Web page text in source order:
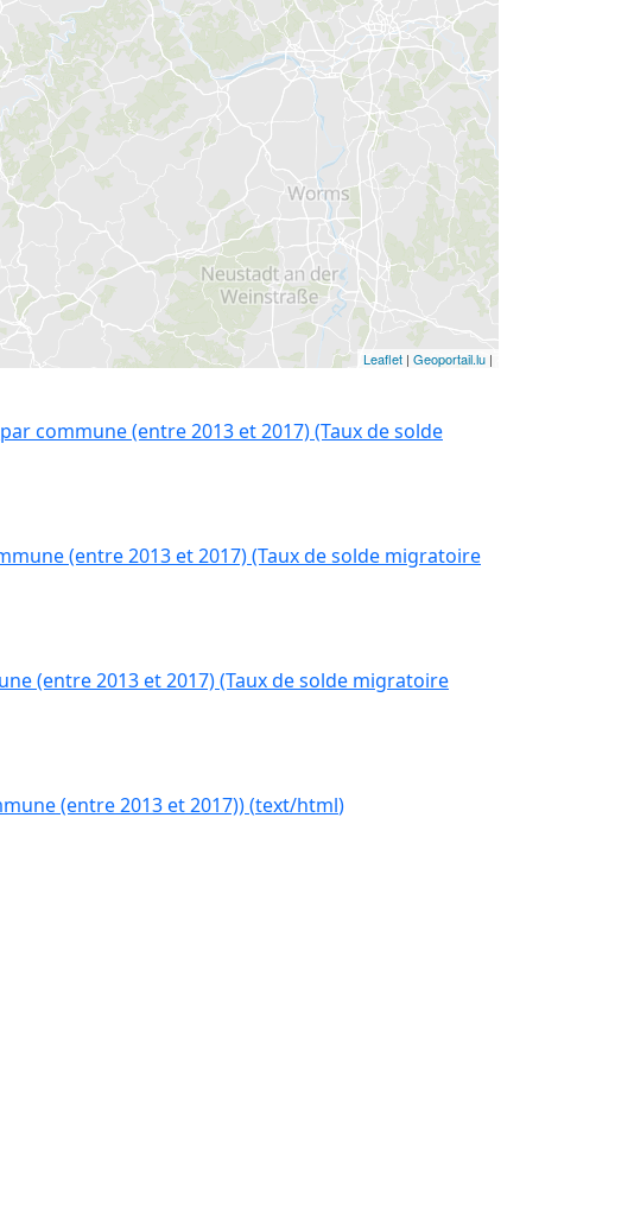
Leaflet | Geoportail.lu |
commune (entre 2013 et 2017) (Taux de solde
(entre 2013 et 2017) (Taux de solde migratoire
(entre 2013 et 2017) (Taux de solde migratoire
(entre 2013 et 2017))(text/html)